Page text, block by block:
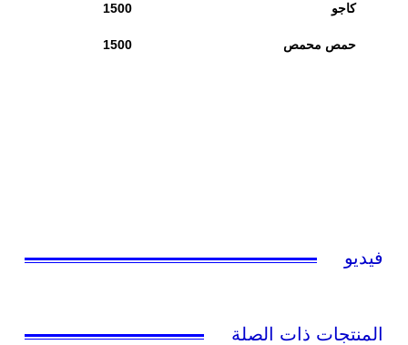
كاجو 1500
حمص محمص 1500
فيديو
المنتجات ذات الصلة